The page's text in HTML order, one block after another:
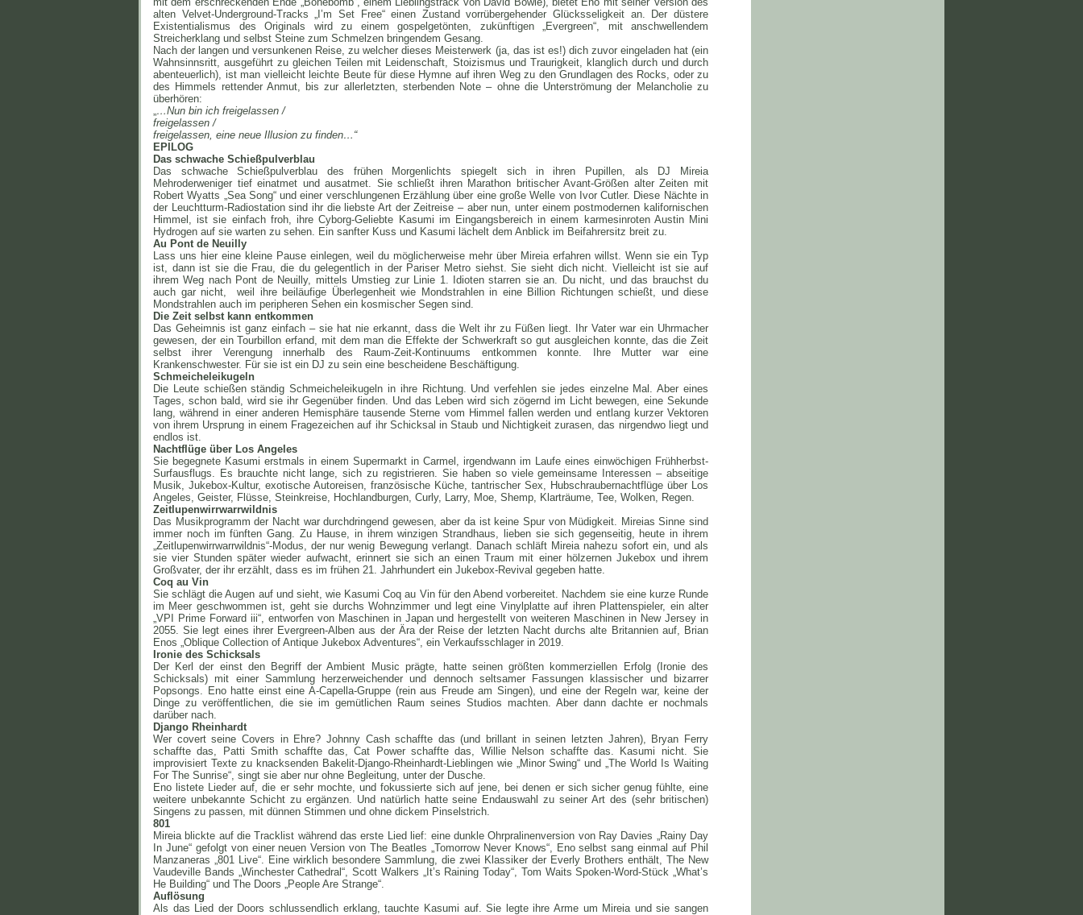
alten Velvet-Underground-Tracks „I’m Set Free“ einen Zustand vorrübergehender Glücksseligkeit an. Der düstere
Existentialismus des Originals wird zu einem gospelgetönten, zukünftigen „Evergreen“, mit anschwellendem
Streicherklang und selbst Steine zum Schmelzen bringendem Gesang.
Nach der langen und versunkenen Reise, zu welcher dieses Meisterwerk (ja, das ist es!) dich zuvor eingeladen hat (ein
Wahnsinnsritt, ausgeführt zu gleichen Teilen mit Leidenschaft, Stoizismus und Traurigkeit, klanglich durch und durch
abenteuerlich), ist man vielleicht leichte Beute für diese Hymne auf ihren Weg zu den Grundlagen des Rocks, oder zu
des Himmels rettender Anmut, bis zur allerletzten, sterbenden Note – ohne die Unterströmung der Melancholie zu
überhören:
„…Nun bin ich freigelassen /
freigelassen /
freigelassen, eine neue Illusion zu finden…“
EPILOG
Das schwache Schießpulverblau
Das schwache Schießpulverblau des frühen Morgenlichts spiegelt sich in ihren Pupillen, als DJ Mireia
Mehroderweniger tief einatmet und ausatmet. Sie schließt ihren Marathon britischer Avant-Größen alter Zeiten mit
Robert Wyatts „Sea Song“ und einer verschlungenen Erzählung über eine große Welle von Ivor Cutler. Diese Nächte in
der Leuchtturm-Radiostation sind ihr die liebste Art der Zeitreise – aber nun, unter einem postmodernen kalifornischen
Himmel, ist sie einfach froh, ihre Cyborg-Geliebte Kasumi im Eingangsbereich in einem karmesinroten Austin Mini
Hydrogen auf sie warten zu sehen. Ein sanfter Kuss und Kasumi lächelt dem Anblick im Beifahrersitz breit zu.
Au Pont de Neuilly
Lass uns hier eine kleine Pause einlegen, weil du möglicherweise mehr über Mireia erfahren willst. Wenn sie ein Typ
ist, dann ist sie die Frau, die du gelegentlich in der Pariser Metro siehst. Sie sieht dich nicht. Vielleicht ist sie auf
ihrem Weg nach Pont de Neuilly, mittels Umstieg zur Linie 1. Idioten starren sie an. Du nicht, und das brauchst du
auch gar nicht, weil ihre beiläufige Überlegenheit wie Mondstrahlen in eine Billion Richtungen schießt, und diese
Mondstrahlen auch im peripheren Sehen ein kosmischer Segen sind.
Die Zeit selbst kann entkommen
Das Geheimnis ist ganz einfach – sie hat nie erkannt, dass die Welt ihr zu Füßen liegt. Ihr Vater war ein Uhrmacher
gewesen, der ein Tourbillon erfand, mit dem man die Effekte der Schwerkraft so gut ausgleichen konnte, das die Zeit
selbst ihrer Verengung innerhalb des Raum-Zeit-Kontinuums entkommen konnte. Ihre Mutter war eine
Krankenschwester. Für sie ist ein DJ zu sein eine bescheidene Beschäftigung.
Schmeicheleikugeln
Die Leute schießen ständig Schmeicheleikugeln in ihre Richtung. Und verfehlen sie jedes einzelne Mal. Aber eines
Tages, schon bald, wird sie ihr Gegenüber finden. Und das Leben wird sich zögernd im Licht bewegen, eine Sekunde
lang, während in einer anderen Hemisphäre tausende Sterne vom Himmel fallen werden und entlang kurzer Vektoren
von ihrem Ursprung in einem Fragezeichen auf ihr Schicksal in Staub und Nichtigkeit zurasen, das nirgendwo liegt und
endlos ist.
Nachtflüge über Los Angeles
Sie begegnete Kasumi erstmals in einem Supermarkt in Carmel, irgendwann im Laufe eines einwöchigen Frühherbst-
Surfausflugs. Es brauchte nicht lange, sich zu registrieren. Sie haben so viele gemeinsame Interessen – abseitige
Musik, Jukebox-Kultur, exotische Autoreisen, französische Küche, tantrischer Sex, Hubschraubernachtflüge über Los
Angeles, Geister, Flüsse, Steinkreise, Hochlandburgen, Curly, Larry, Moe, Shemp, Klarträume, Tee, Wolken, Regen.
Zeitlupenwirrwarrwildnis
Das Musikprogramm der Nacht war durchdringend gewesen, aber da ist keine Spur von Müdigkeit. Mireias Sinne sind
immer noch im fünften Gang. Zu Hause, in ihrem winzigen Strandhaus, lieben sie sich gegenseitig, heute in ihrem
„Zeitlupenwirrwarrwildnis“-Modus, der nur wenig Bewegung verlangt. Danach schläft Mireia nahezu sofort ein, und als
sie vier Stunden später wieder aufwacht, erinnert sie sich an einen Traum mit einer hölzernen Jukebox und ihrem
Großvater, der ihr erzählt, dass es im frühen 21. Jahrhundert ein Jukebox-Revival gegeben hatte.
Coq au Vin
Sie schlägt die Augen auf und sieht, wie Kasumi Coq au Vin für den Abend vorbereitet. Nachdem sie eine kurze Runde
im Meer geschwommen ist, geht sie durchs Wohnzimmer und legt eine Vinylplatte auf ihren Plattenspieler, ein alter
„VPI Prime Forward iii“, entworfen von Maschinen in Japan und hergestellt von weiteren Maschinen in New Jersey in
2055. Sie legt eines ihrer Evergreen-Alben aus der Ära der Reise der letzten Nacht durchs alte Britannien auf, Brian
Enos „Oblique Collection of Antique Jukebox Adventures“, ein Verkaufsschlager in 2019.
Ironie des Schicksals
Der Kerl der einst den Begriff der Ambient Music prägte, hatte seinen größten kommerziellen Erfolg (Ironie des
Schicksals) mit einer Sammlung herzerweichender und dennoch seltsamer Fassungen klassischer und bizarrer
Popsongs. Eno hatte einst eine A-Capella-Gruppe (rein aus Freude am Singen), und eine der Regeln war, keine der
Dinge zu veröffentlichen, die sie im gemütlichen Raum seines Studios machten. Aber dann dachte er nochmals
darüber nach.
Django Rheinhardt
Wer covert seine Covers in Ehre? Johnny Cash schaffte das (und brillant in seinen letzten Jahren), Bryan Ferry
schaffte das, Patti Smith schaffte das, Cat Power schaffte das, Willie Nelson schaffte das. Kasumi nicht. Sie
improvisiert Texte zu knacksenden Bakelit-Django-Rheinhardt-Lieblingen wie „Minor Swing“ und „The World Is Waiting
For The Sunrise“, singt sie aber nur ohne Begleitung, unter der Dusche.
Eno listete Lieder auf, die er sehr mochte, und fokussierte sich auf jene, bei denen er sich sicher genug fühlte, eine
weitere unbekannte Schicht zu ergänzen. Und natürlich hatte seine Endauswahl zu seiner Art des (sehr britischen)
Singens zu passen, mit dünnen Stimmen und ohne dickem Pinselstrich.
801
Mireia blickte auf die Tracklist während das erste Lied lief: eine dunkle Ohrpralinenversion von Ray Davies „Rainy Day
In June“ gefolgt von einer neuen Version von The Beatles „Tomorrow Never Knows“, Eno selbst sang einmal auf Phil
Manzaneras „801 Live“. Eine wirklich besondere Sammlung, die zwei Klassiker der Everly Brothers enthält, The New
Vaudeville Bands „Winchester Cathedral“, Scott Walkers „It’s Raining Today“, Tom Waits Spoken-Word-Stück „What’s
He Building“ und The Doors „People Are Strange“.
Auflösung
Als das Lied der Doors schlussendlich erklang, tauchte Kasumi auf. Sie legte ihre Arme um Mireia und sie sangen